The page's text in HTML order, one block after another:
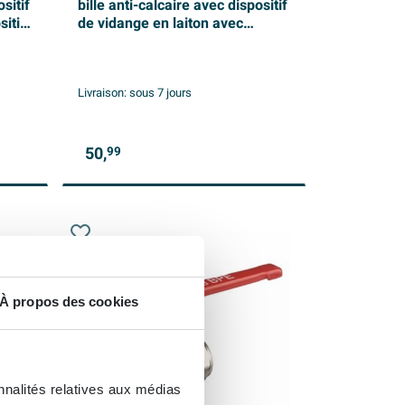
À propos des cookies
relatives aux médias
bille anti-calcaire avec dispositif
de vidange en laiton avec
Livraison:sous 7 jours
50,99